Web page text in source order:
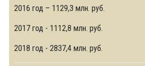
2016 год – 1129,3 млн. руб.
2017 год - 1112,8 млн. руб.
2018 год - 2837,4 млн. руб.